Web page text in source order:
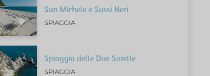
San Michele e Sassi Neri
SPIAGGIA
Spiaggia delle Due Sorelle
SPIAGGIA